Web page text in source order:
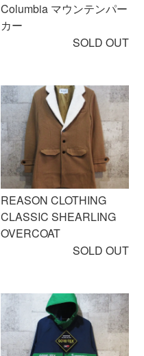
Columbia マウンテンパー
カー
SOLD OUT
REASON CLOTHING
CLASSIC SHEARLING
OVERCOAT
SOLD OUT